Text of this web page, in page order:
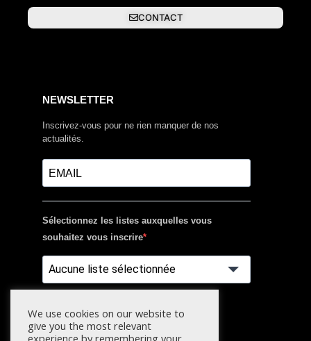
CONTACT
NEWSLETTER
Inscrivez-vous pour ne rien manquer de nos
actualités.
Sélectionnez les listes auxquelles vous
souhaitez vous inscrire
Aucune liste sélectionnée
S'INSCRIRE
We use cookies on our website to
give you the most relevant
experience by remembering your